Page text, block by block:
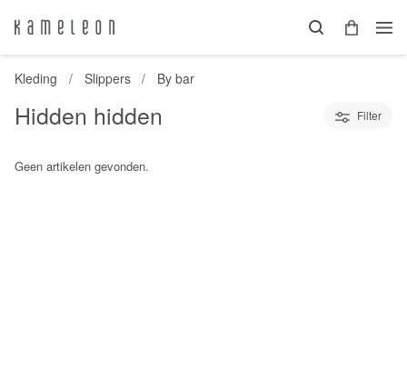
Kleding Slippers By bar
Hidden hidden Filter
Geen artikelen gevonden.